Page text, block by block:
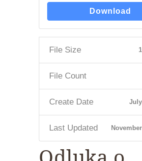
Download
File Size
File Count
Create Date
Last Updated